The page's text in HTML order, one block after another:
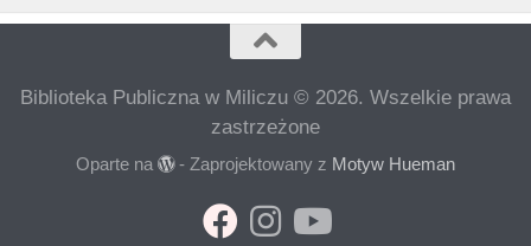
Biblioteka Publiczna w Miliczu © 2026. Wszelkie prawa
zastrzeżone
Oparte na - Zaprojektowany z Motyw Hueman